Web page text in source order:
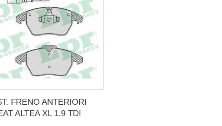
FRENO ANTERIORI
ALTEA XL 1.9 TDI